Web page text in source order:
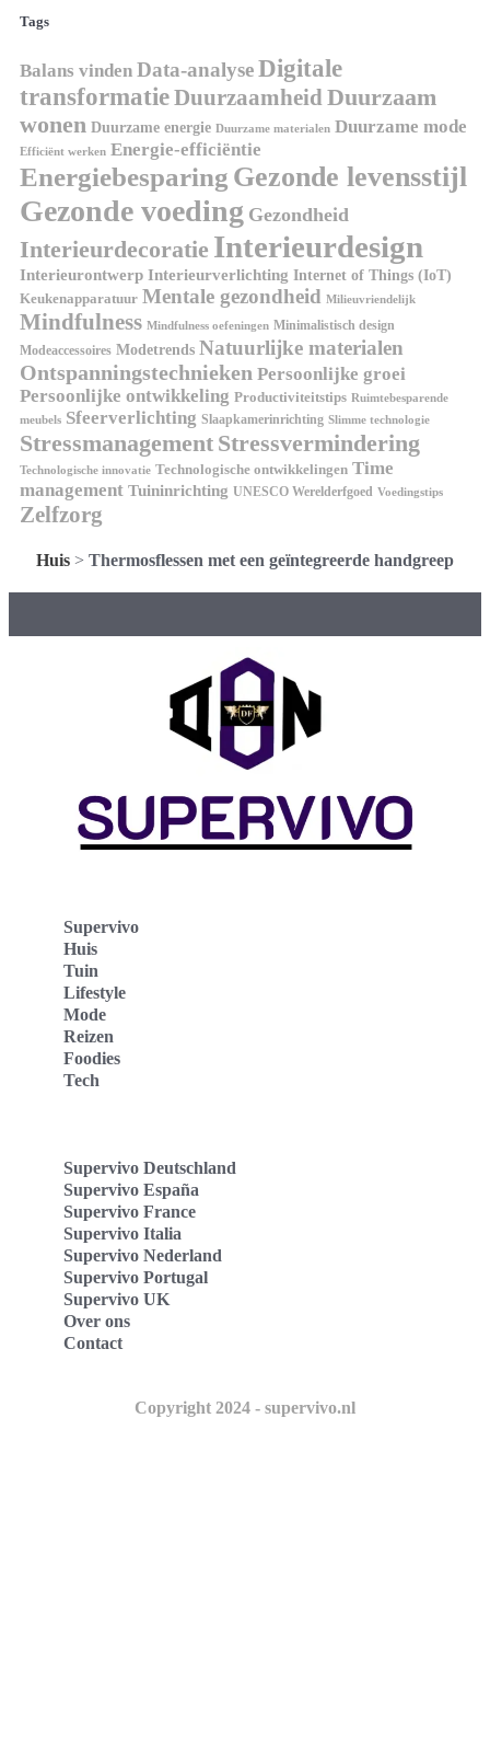
Tags
Balans vinden Data-analyseDigitale
transformatieDuurzaamheidDuurzaam
wonen Duurzame energie Duurzame materialen Duurzame mode
Efficiënt werken Energie-efficiëntie
Energiebesparing Gezonde levensstijl
Gezonde voeding Gezondheid
Interieurdecoratie Interieurdesign
Interieurontwerp Interieurverlichting Internet of Things (IoT)
Keukenapparatuur Mentale gezondheid Milieuvriendelijk
Mindfulness Mindfulness oefeningen Minimalistisch design
Modeaccessoires Modetrends Natuurlijke materialen
Ontspanningstechnieken Persoonlijke groei
Persoonlijke ontwikkeling Productiviteitstips Ruimtebesparende
meubels Sfeerverlichting Slaapkamerinrichting Slimme technologie
Stressmanagement Stressvermindering
Technologische innovatie Technologische ontwikkelingen Time
management Tuininrichting UNESCO Werelderfgoed Voedingstips
Zelfzorg
Huis > Thermosflessen met een geïntegreerde handgreep
Supervivo
Huis
Tuin
Lifestyle
Mode
Reizen
Foodies
Tech
Supervivo Deutschland
Supervivo España
Supervivo France
Supervivo Italia
Supervivo Nederland
Supervivo Portugal
Supervivo UK
Over ons
Contact
Copyright 2024 - supervivo.nl